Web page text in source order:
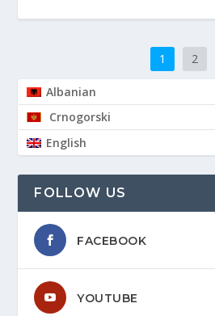
1 2
Albanian
Crnogorski
English
FOLLOW US
FACEBOOK
YOUTUBE